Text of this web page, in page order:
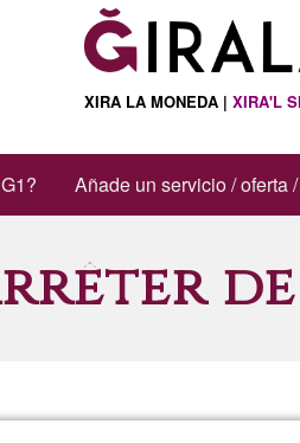
XIRA LA MONEDA | XIRA'L
Añade un servicio / oferta